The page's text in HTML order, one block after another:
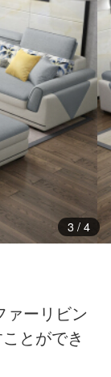
3/ 4
ァーリビン
とができ